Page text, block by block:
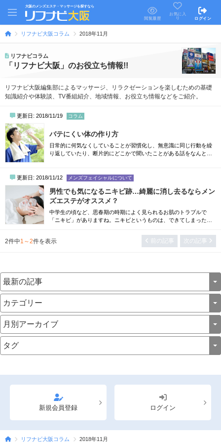
大阪のメンズエステ・マッサージを探すなら
閲覧履歴
お気に入
り
ログイン
リフナビ大阪コラム 2018年11月
リフナビコラム
「リフナビ大阪」のお役立ち情報!!
リフナビ大阪編集部によるマッサージ、リラクゼーションを楽しむための基礎
知識紹介や体験談、TV番組紹介、地域情報、お役立ち情報などをご紹介。
更新日: 2018/11/19 コラム
バテにくい体の作り方
日常的に何気なくしていることが習慣化し、無意識に同じ行動を繰
り返していたり、断片的にどこかで聞いたことがある話をなんとな
「この方が疲れにくいに違いない！」と勝手に思い込んでいる仮説
りますが、その多くは、「テレビで見たこと...
更新日: 2018/11/12 メンズフェイシャルについて
男性でも気になるニキビ跡…綺麗に消し去るならメン
ズエステがオススメ？
中学生の頃など、思春期の時期によく見られるお肌のトラブルで
「ニキビ」がありますね。ニキビというものは、できてしまったら
になってしまい、無理に潰してしまったという経験がある方は多い
はずです。その結果、大人になってもニキビ跡が残っていて、「ど
2件中1～2件を表示 前の記事 次の記事
新規会員登録 ログイン
リフナビ大阪コラム 2018年11月